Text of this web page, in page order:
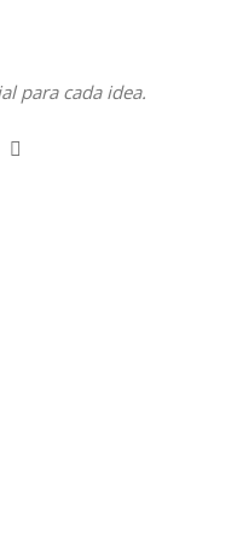
para cada idea.